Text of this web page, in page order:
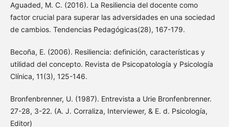
Aguaded, M. C. (2016). La Resiliencia del docente como
factor crucial para superar las adversidades en una sociedad
de cambios. Tendencias Pedagógicas(28), 167-179.
Becoña, E. (2006). Resiliencia: definición, características y
utilidad del concepto. Revista de Psicopatología y Psicología
Clínica, 11(3), 125-146.
Bronfenbrenner, U. (1987). Entrevista a Urie Bronfenbrenner.
27-28, 3-22. (A. J. Corraliza, Interviewer, & E. d. Psicología,
Editor)